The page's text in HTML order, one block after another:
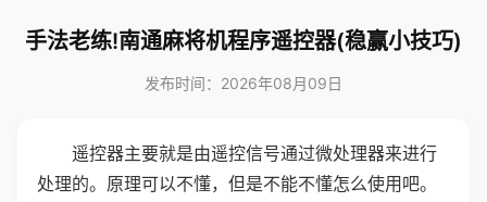
手法老练!南通麻将机程序遥控器(稳赢小技巧)
发布时间：2026年08月09日
遥控器主要就是由遥控信号通过微处理器来进行
处理的。原理可以不懂，但是不能不懂怎么使用吧。